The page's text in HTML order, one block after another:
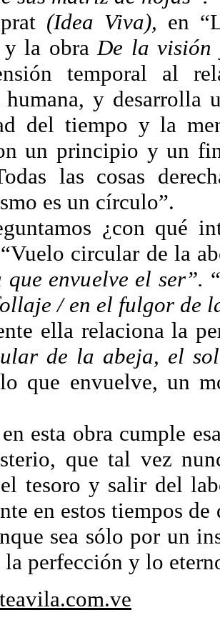
(Idea Viva), en
y la obraDe la visión
temporal al
humana, y desarrolla
del tiempo y la
un principio y un
las cosas
es un círculo”.
¿con qué
circular de la
envuelve el ser”.
/ en el fulgor de
ella relaciona la
de la abeja, el
lo que envuelve, un
esta obra cumple
que tal vez
tesoro y salir del
en estos tiempos
sea sólo por un
perfección y lo